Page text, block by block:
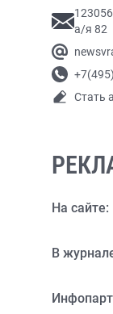
а/я 82
Стать
На сайте:
В